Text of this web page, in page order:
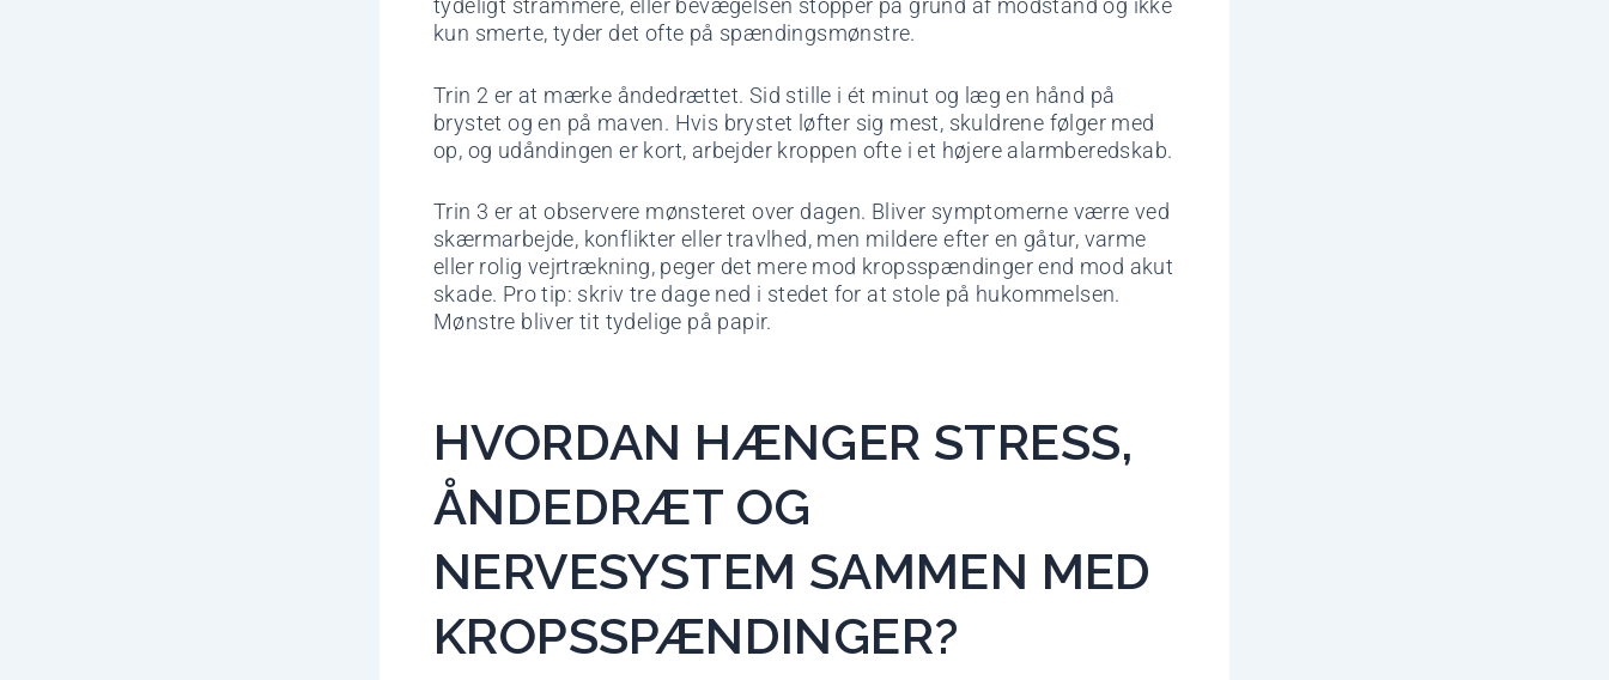
tydeligt strammere, eller bevægelsen stopper på grund af modstand og ikke
kun smerte, tyder det ofte på spændingsmønstre.
Trin 2 er at mærke åndedrættet. Sid stille i ét minut og læg en hånd på
brystet og en på maven. Hvis brystet løfter sig mest, skuldrene følger med
op, og udåndingen er kort, arbejder kroppen ofte i et højere alarmberedskab.
Trin 3 er at observere mønsteret over dagen. Bliver symptomerne værre ved
skærmarbejde, konflikter eller travlhed, men mildere efter en gåtur, varme
eller rolig vejrtrækning, peger det mere mod kropsspændinger end mod akut
skade. Pro tip: skriv tre dage ned i stedet for at stole på hukommelsen.
Mønstre bliver tit tydelige på papir.
HVORDAN HÆNGER STRESS,
ÅNDEDRÆT OG
NERVESYSTEM SAMMEN MED
KROPSSPÆNDINGER?